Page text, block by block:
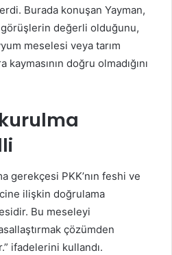
Burada konuşan Yayman,
değerli olduğunu,
meselesi veya tarım
doğru olmadığını
gerekçesi PKK’nın feshi ve
ilişkin doğrulama
Bu meseleyi
çözümden
ifadelerini kullandı.